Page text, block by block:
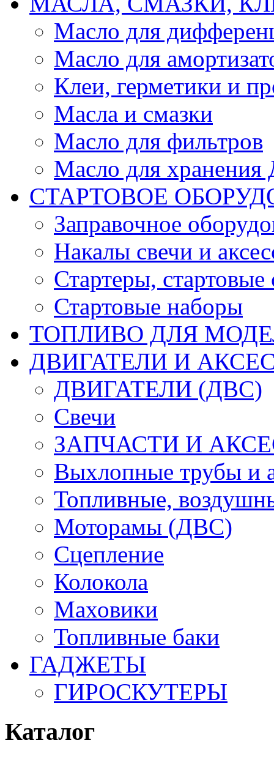
Масло для
Масло для
Клеи, герметики и
Масла и смазки
Масло для фильтров
Масло для
СТАРТОВОЕ
Заправочное
Накалы свечи и
Стартеры, стартовые
Стартовые наборы
ТОПЛИВО ДЛЯ
ДВИГАТЕЛИ И
ДВИГАТЕЛИ (ДВС)
Свечи
ЗАПЧАСТИ И
Выхлопные трубы и
Топливные,
Моторамы (ДВС)
Сцепление
Колокола
Маховики
Топливные баки
ГАДЖЕТЫ
ГИРОСКУТЕРЫ
Каталог